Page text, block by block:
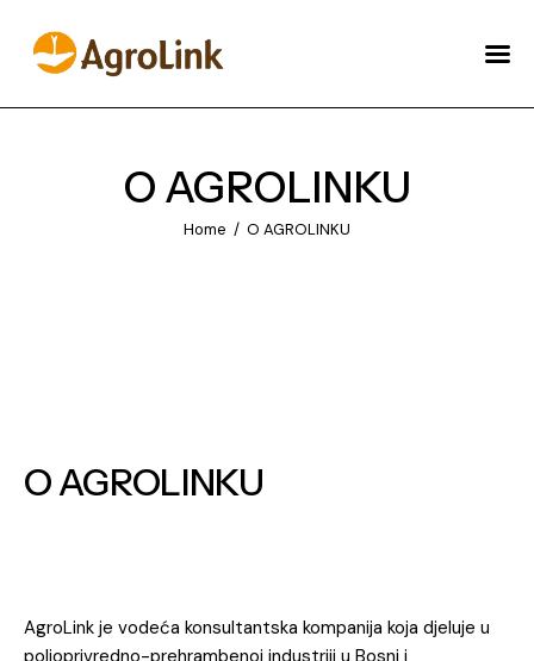
O AGROLINKU
Home O AGROLINKU
O AGROLINKU
AKADAMIJA
O AGROLINKU
AgroLink je vodeća konsultantska kompanija koja djeluje u
poljoprivredno-prehrambenoj industriji u Bosni i